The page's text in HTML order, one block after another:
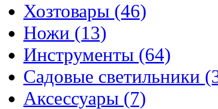
Хозтовары (46)
Ножи (13)
Инструменты (64)
Садовые светильники
Аксессуары (7)